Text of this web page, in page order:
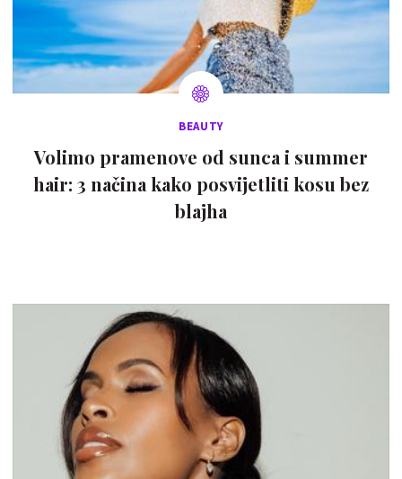
BEAUTY
Volimo pramenove od sunca i summer
hair: 3 načina kako posvijetliti kosu bez
blajha